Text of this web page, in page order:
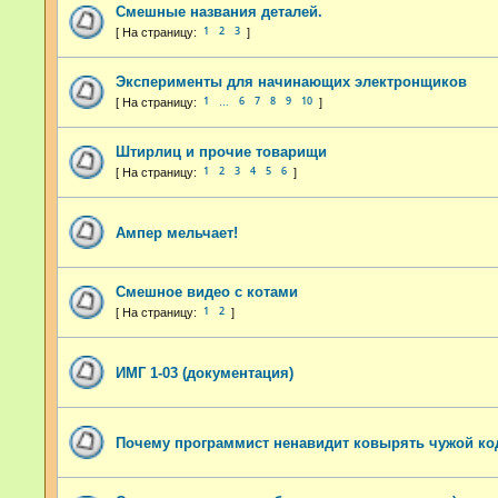
Смешные названия деталей.
1 2 3
Эксперименты для начинающих электронщиков
1 6 7 8 9 10
Штирлиц и прочие товарищи
1 2 3 4 5 6
Ампер мельчает!
Смешное видео с котами
1 2
ИМГ 1-03 (документация)
Почему программист ненавидит ковырять чужой